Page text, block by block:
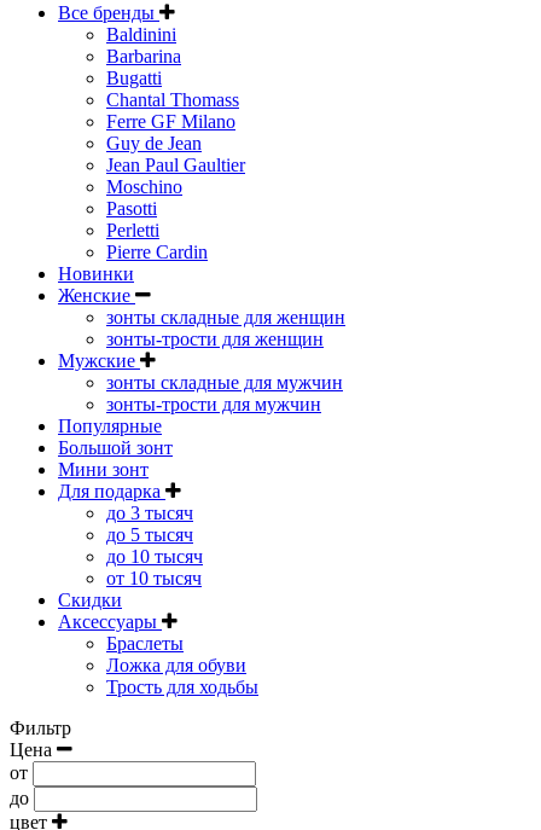
Все бренды
Baldinini
Barbarina
Bugatti
Chantal Thomass
Ferre GF Milano
Guy de Jean
Jean Paul Gaultier
Moschino
Pasotti
Perletti
Pierre Cardin
Новинки
Женские
зонты складные для женщин
зонты-трости для женщин
Мужские
зонты складные для мужчин
зонты-трости для мужчин
Популярные
Большой зонт
Мини зонт
Для подарка
до 3 тысяч
до 5 тысяч
до 10 тысяч
от 10 тысяч
Скидки
Аксессуары
Браслеты
Ложка для обуви
Трость для ходьбы
Фильтр
Цена
от
до
цвет